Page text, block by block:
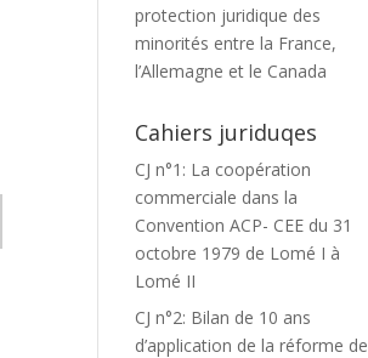
protection juridique des
minorités entre la France,
l’Allemagne et le Canada
Cahiers juriduqes
CJ n°1: La coopération
commerciale dans la
Convention ACP- CEE du 31
octobre 1979 de Lomé I à
Lomé II
CJ n°2: Bilan de 10 ans
d’application de la réforme de